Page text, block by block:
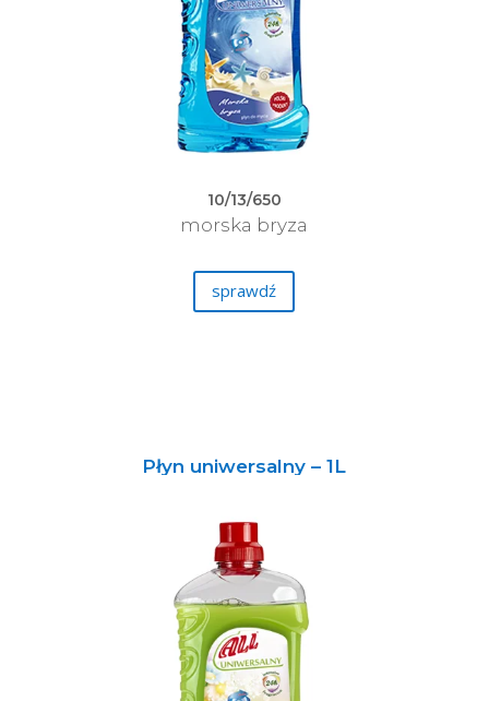
10/13/650
morska bryza
sprawdź
Płyn uniwersalny – 1L